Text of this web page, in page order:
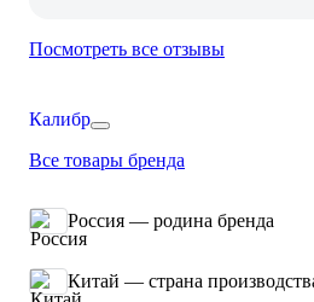
Посмотреть все отзывы
Калибр
Все товары бренда
Россия — родина бренда
Китай — страна